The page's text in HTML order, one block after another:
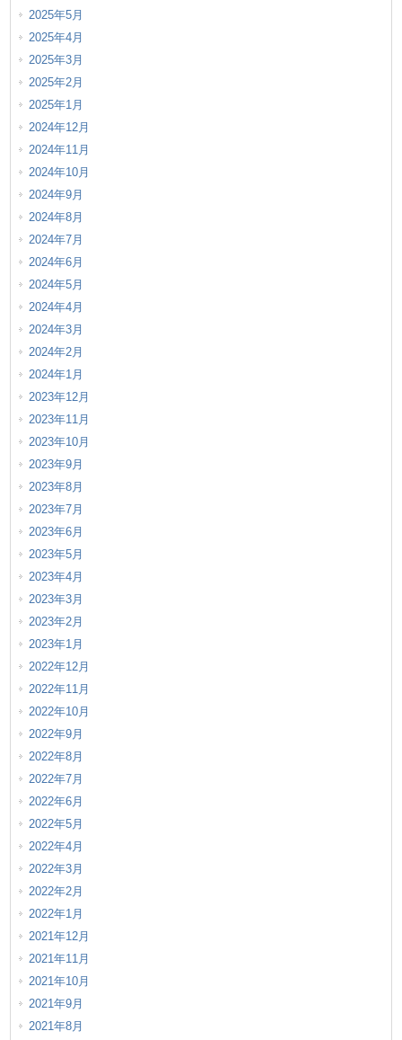
2025年5月
2025年4月
2025年3月
2025年2月
2025年1月
2024年12月
2024年11月
2024年10月
2024年9月
2024年8月
2024年7月
2024年6月
2024年5月
2024年4月
2024年3月
2024年2月
2024年1月
2023年12月
2023年11月
2023年10月
2023年9月
2023年8月
2023年7月
2023年6月
2023年5月
2023年4月
2023年3月
2023年2月
2023年1月
2022年12月
2022年11月
2022年10月
2022年9月
2022年8月
2022年7月
2022年6月
2022年5月
2022年4月
2022年3月
2022年2月
2022年1月
2021年12月
2021年11月
2021年10月
2021年9月
2021年8月